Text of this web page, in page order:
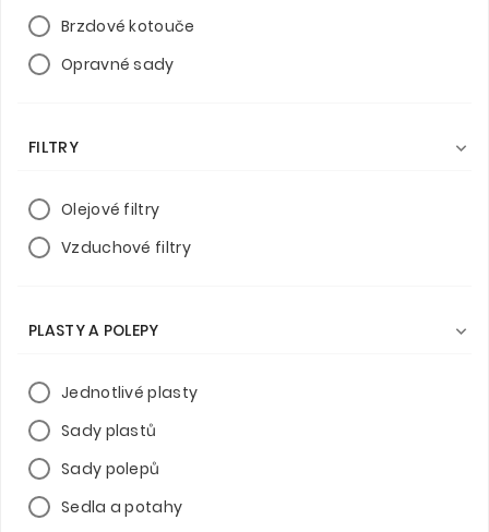
Brzdové kotouče
Opravné sady
FILTRY 
Olejové filtry
Vzduchové filtry
PLASTY A POLEPY 
Jednotlivé plasty
Sady plastů
Sady polepů
Sedla a potahy